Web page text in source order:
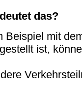
das?
mit
ist,